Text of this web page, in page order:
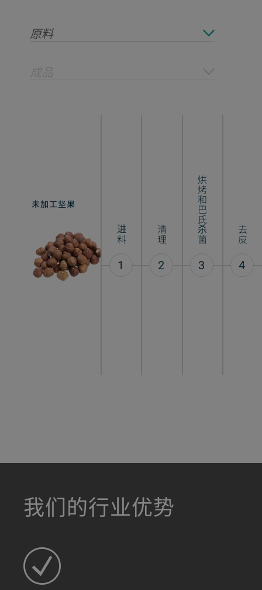
原料
未加工坚果
进料
1
清理
2
烘烤和巴氏杀菌
3
去皮
4
a decorative background image
我们的行业优势